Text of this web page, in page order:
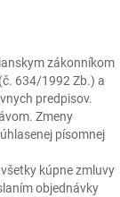
zákonníkom
634/1992 Zb.) a
predpisov.
Zmeny
písomnej
kúpne zmluvy
objednávky